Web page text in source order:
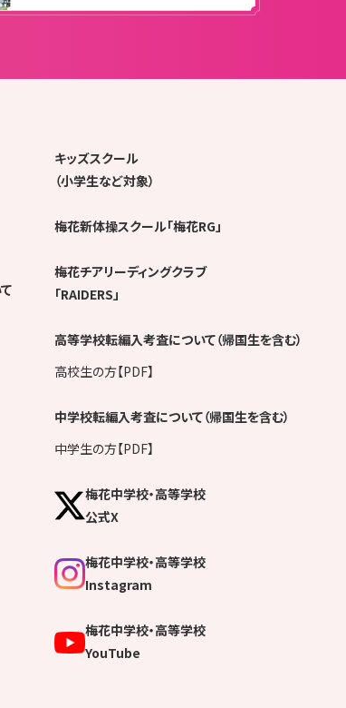
キッズスクール
（小学生など対象）
梅花新体操スクール「梅花RG」
梅花チアリーディングクラブ
「RAIDERS」
高等学校転編入考査について（帰国生を含む）
高校生の方【PDF】
中学校転編入考査について（帰国生を含む）
中学生の方【PDF】
梅花中学校・高等学校
公式X
梅花中学校・高等学校
Instagram
梅花中学校・高等学校
YouTube